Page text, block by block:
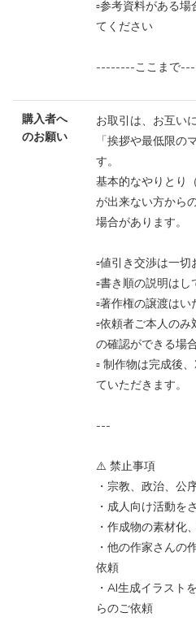
▫️参考資料がある場
てください
--------ここまで
購入者へ
のお願い
お取引は、お互い
「挨拶や最低限の
す。
基本的なやりとり
が出来ない方から
場合があります。
▫️値引き交渉は一切
▫️書き順の説明はし
▫️著作権の譲渡はい
▫️依頼者ご本人の
の確認ができる場
▫️ 制作物は完成後
ていただきます。
---
⚠️ 禁止事項
・宗教、政治、公
・成人向け活動を
・作成物の素材化
・他の作家さんの
依頼
・AI生成イラスト
らのご依頼